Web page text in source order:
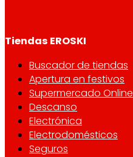
Tiendas EROSKI
Buscador de tiendas
Apertura en festivos
Supermercado Online
Descanso
Electrónica
Electrodomésticos
Seguros